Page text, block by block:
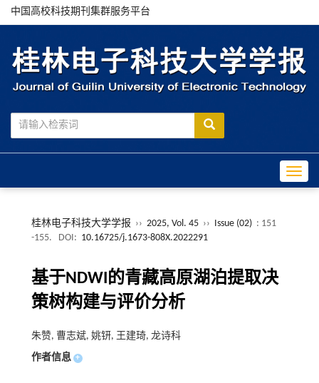
中国高校科技期刊集群服务平台
桂林电子科技大学学报 ›› 2025, Vol. 45 ›› Issue (02) : 151
-155.
DOI: 10.16725/j.1673-808X.2022291
基于NDWI的青藏高原湖泊提取决
策树构建与评价分析
朱赞, 曹志斌, 姚钘, 王建琦, 龙诗科
作者信息 +